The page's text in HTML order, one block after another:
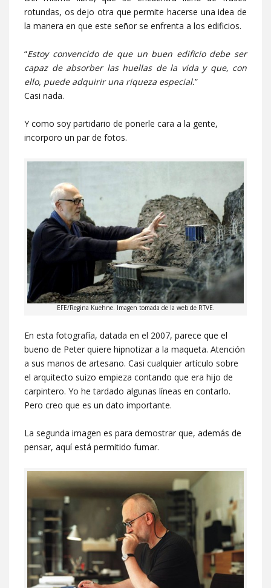
rotundas, os dejo otra que permite hacerse una idea de
la manera en que este señor se enfrenta a los edificios.
“Estoy convencido de que un buen edificio debe ser
capaz de absorber las huellas de la vida y que, con
ello, puede adquirir una riqueza especial.”
Casi nada.
Y como soy partidario de ponerle cara a la gente,
incorporo un par de fotos.
EFE/Regina Kuehne. Imagen tomada de la web de RTVE.
En esta fotografía, datada en el 2007, parece que el
bueno de Peter quiere hipnotizar a la maqueta. Atención
a sus manos de artesano. Casi cualquier artículo sobre
el arquitecto suizo empieza contando que era hijo de
carpintero. Yo he tardado algunas líneas en contarlo.
Pero creo que es un dato importante.
La segunda imagen es para demostrar que, además de
pensar, aquí está permitido fumar.